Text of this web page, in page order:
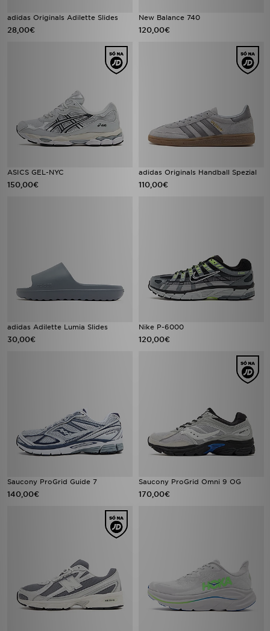
adidas Originals Adilette Slides
28,00€
New Balance 740
120,00€
ASICS GEL-NYC
150,00€
adidas Originals Handball Spezial
110,00€
adidas Adilette Lumia Slides
30,00€
Nike P-6000
120,00€
Saucony ProGrid Guide 7
140,00€
Saucony ProGrid Omni 9 OG
170,00€